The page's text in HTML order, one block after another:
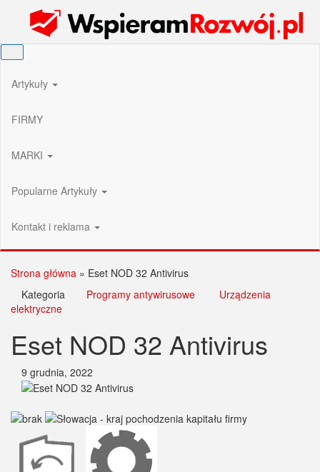
Wspieram Rozwój PL
Artykuły
FIRMY
MARKI
Popularne Artykuły
Kontakt i reklama
Strona główna » Eset NOD 32 Antivirus
Kategoria
Programy antywirusowe
Urządzenia
elektryczne
Eset NOD 32 Antivirus
9 grudnia, 2022